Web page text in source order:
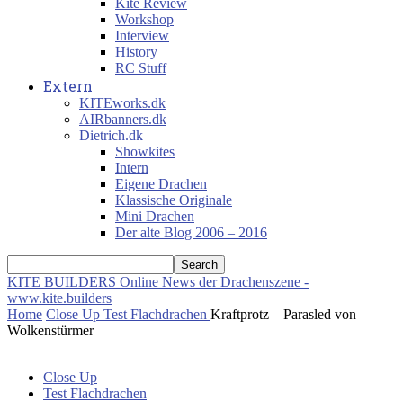
Kite Review
Workshop
Interview
History
RC Stuff
Extern
KITEworks.dk
AIRbanners.dk
Dietrich.dk
Showkites
Intern
Eigene Drachen
Klassische Originale
Mini Drachen
Der alte Blog 2006 – 2016
KITE BUILDERS Online News der Drachenszene -
www.kite.builders
Home Close Up Test Flachdrachen Kraftprotz – Parasled von
Wolkenstürmer
Close Up
Test Flachdrachen